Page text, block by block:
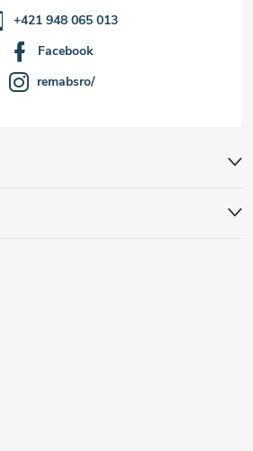
+421 948 065 013
Facebook
remabsro/